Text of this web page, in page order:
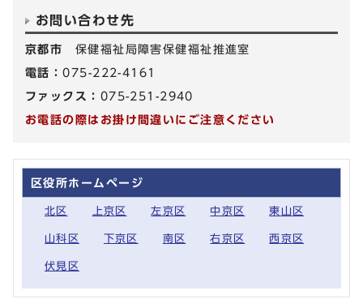
お問い合わせ先
京都市 保健福祉局障害保健福祉推進室
電話：075-222-4161
ファックス： 075-251-2940
お電話の際はお掛け間違いにご注意ください
区役所ホームページ
北区 上京区 左京区 中京区 東山区
山科区 下京区 南区 右京区 西京区
伏見区